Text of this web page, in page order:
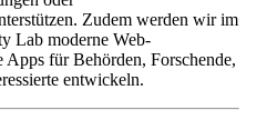
Zudem werden wir im
Lab moderne Web-
für Behörden, Forschende,
entwickeln.